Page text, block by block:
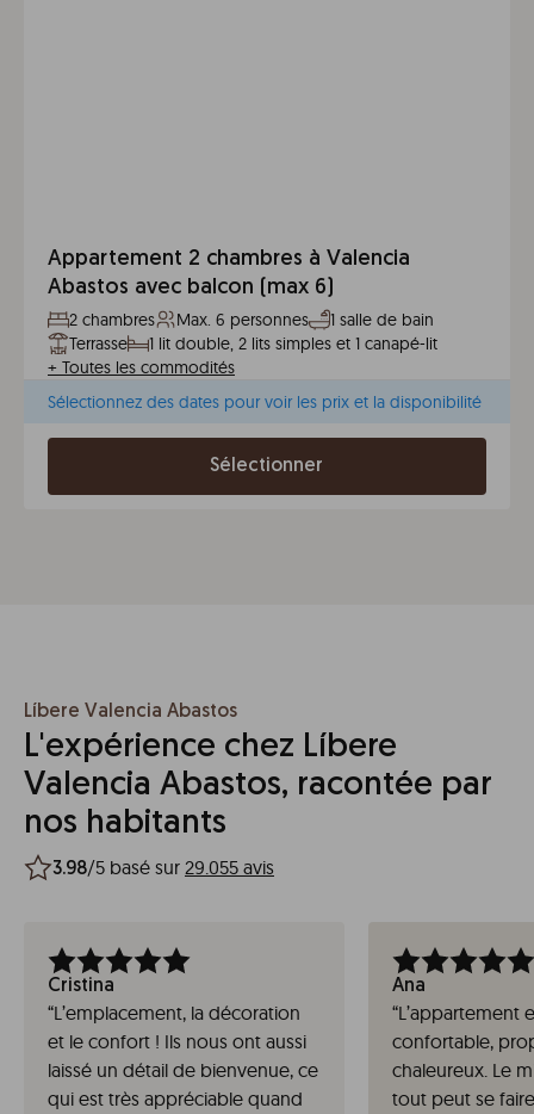
Appartement 2 chambres à Valencia
Abastos avec balcon (max 6)
2 chambres Max. 6 personnes
1 salle de bain
Terrasse
1 lit double, 2 lits simples et 1 canapé-lit
+ Toutes les commodités
Sélectionnez des dates pour voir les prix et la disponibilité
Sélectionner
Líbere Valencia Abastos
L'expérience chez Líbere
Valencia Abastos, racontée par
nos habitants
3.98/5 basé sur 29.055 avis
Cristina
“L’emplacement, la décoration
et le confort ! Ils nous ont aussi
laissé un détail de bienvenue, ce
qui est très appréciable quand
Ana
“L’appartement
confortable,
chaleureux. Le
tout peut se